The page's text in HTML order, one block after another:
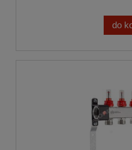
do